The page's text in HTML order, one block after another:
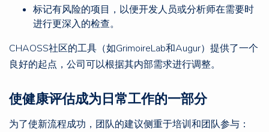
标记有风险的项目，以便开发人员或分析师在需要时
进行更深入的检查。
CHAOSS社区的工具（如GrimoireLab和Augur）提供了一个
良好的起点，公司可以根据其内部需求进行调整。
使健康评估成为日常工作的一部分
为了使新流程成功，团队的建议侧重于培训和团队参与：